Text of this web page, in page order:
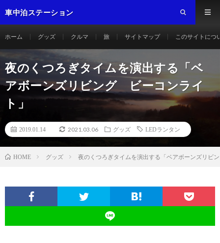
車中泊ステーション
ホーム グッズ クルマ 旅 サイトマップ このサイトにつ
夜のくつろぎタイムを演出する「ベ
アボーンズリビング ビーコンライ
ト」
2019.01.14 2021.03.06 グッズ LEDランタン
HOME グッズ 夜のくつろぎタイムを演出する「ベアボーンズリビ